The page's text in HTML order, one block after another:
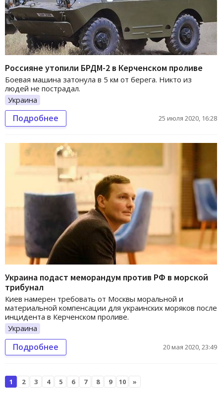
Россияне утопили БРДМ-2 в Керченском проливе
Боевая машина затонула в 5 км от берега. Никто из
людей не пострадал.
Украина
Подробнее 25 июля 2020, 16:28
Украина подаст меморандум против РФ в морской
трибунал
Киев намерен требовать от Москвы моральной и
материальной компенсации для украинских моряков после
инцидента в Керченском проливе.
Украина
Подробнее 20 мая 2020, 23:49
1 2 3 4 5 6 7 8 9 10 »